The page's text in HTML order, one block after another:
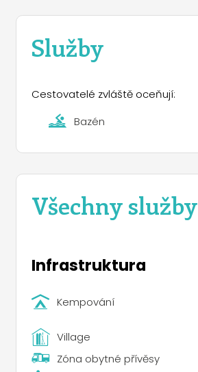
Služby
Cestovatelé zvláště oceňují:
Bazén
Všechny služby
Infrastruktura
Kempování
Village
Zóna obytné přívěsy